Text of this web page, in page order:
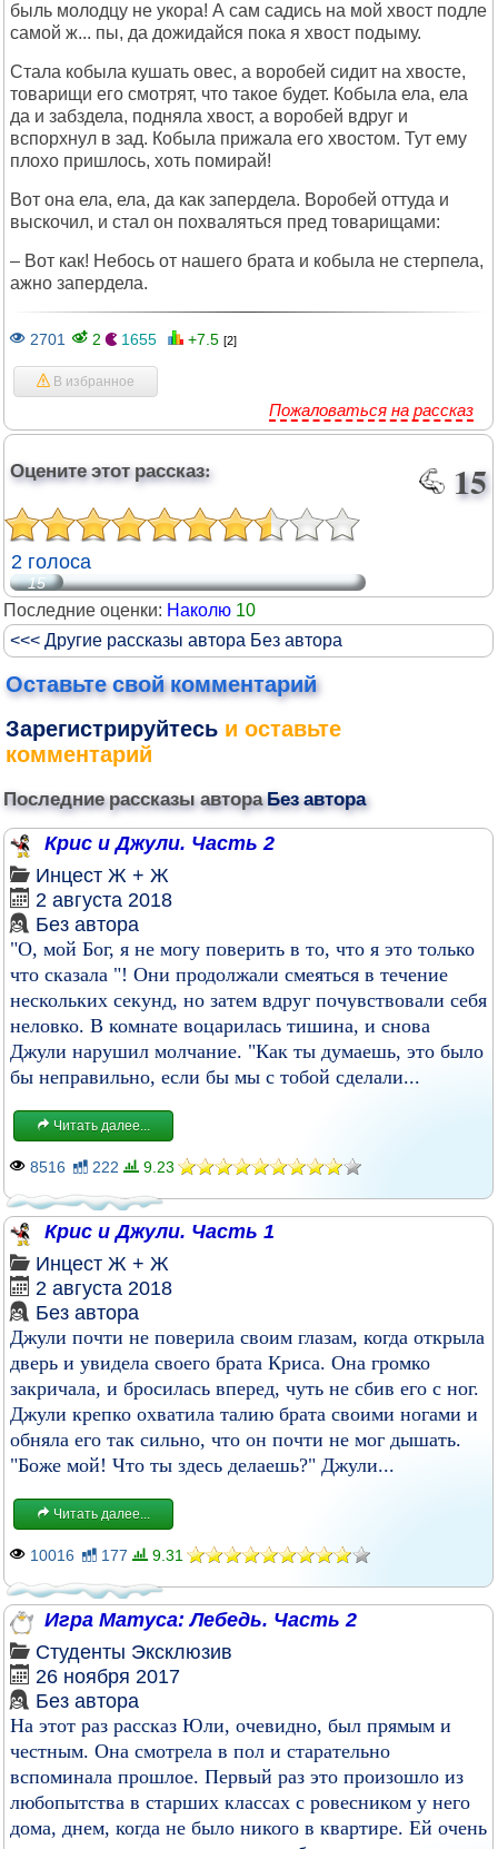
быль молодцу не укора! А сам садись на мой хвост подле
самой ж... пы, да дожидайся пока я хвост подыму.
Стала кобыла кушать овес, а воробей сидит на хвосте,
товарищи его смотрят, что такое будет. Кобыла ела, ела
да и забздела, подняла хвост, а воробей вдруг и
вспорхнул в зад. Кобыла прижала его хвостом. Тут ему
плохо пришлось, хоть помирай!
Вот она ела, ела, да как запердела. Воробей оттуда и
выскочил, и стал он похваляться пред товарищами:
– Вот как! Небось от нашего брата и кобыла не стерпела,
ажно запердела.
2701 2 1655 +7.5 [2]
В избранное
Пожаловаться на рассказ
Оцените этот рассказ: 15
2 голоса
15
Последние оценки: Наколю 10
<<< Другие рассказы автора Без автора
Оставьте свой комментарий
Зарегистрируйтесь и оставьте
комментарий
Последние рассказы автораБез автора
Крис и Джули. Часть 2
Инцест Ж + Ж
2 августа 2018
Без автора
"О, мой Бог, я не могу поверить в то, что я это только
что сказала "! Они продолжали смеяться в течение
нескольких секунд, но затем вдруг почувствовали себя
неловко. В комнате воцарилась тишина, и снова
Джули нарушил молчание. "Как ты думаешь, это было
бы неправильно, если бы мы с тобой сделали...
Читать далее...
8516 222 9.23
Крис и Джули. Часть 1
Инцест Ж + Ж
2 августа 2018
Без автора
Джули почти не поверила своим глазам, когда открыла
дверь и увидела своего брата Криса. Она громко
закричала, и бросилась вперед, чуть не сбив его с ног.
Джули крепко охватила талию брата своими ногами и
обняла его так сильно, что он почти не мог дышать.
"Боже мой! Что ты здесь делаешь?" Джули...
Читать далее...
10016 177 9.31
Игра Матуса: Лебедь. Часть 2
Студенты Эксклюзив
26 ноября 2017
Без автора
На этот раз рассказ Юли, очевидно, был прямым и
честным. Она смотрела в пол и старательно
вспоминала прошлое. Первый раз это произошло из
любопытства в старших классах с ровесником у него
дома, днем, когда не было никого в квартире. Ей очень